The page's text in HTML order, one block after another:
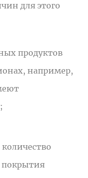
для этого
продуктов
например,